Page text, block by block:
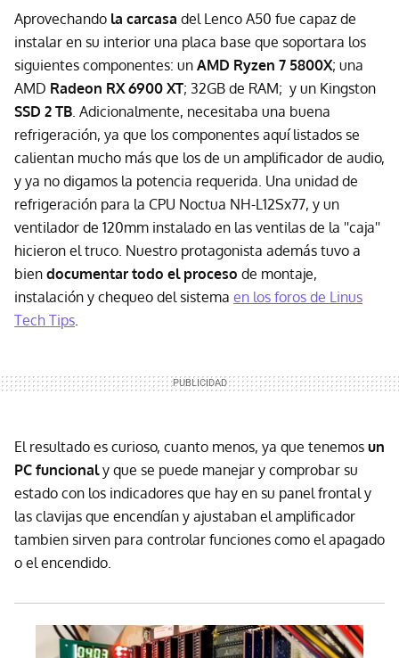
Aprovechando la carcasa del Lenco A50 fue capaz de
instalar en su interior una placa base que soportara los
siguientes componentes: un AMD Ryzen 7 5800X; una
AMD Radeon RX 6900 XT; 32GB de RAM; y un Kingston
SSD 2 TB . Adicionalmente, necesitaba una buena
refrigeración, ya que los componentes aquí listados se
calientan mucho más que los de un amplificador de audio,
y ya no digamos la potencia requerida. Una unidad de
refrigeración para la CPU Noctua NH-L12Sx77, y un
ventilador de 120mm instalado en las ventilas de la ''caja''
hicieron el truco. Nuestro protagonista además tuvo a
bien documentar todo el proceso de montaje,
instalación y chequeo del sistema en los foros de Linus
Tech Tips
El resultado es curioso, cuanto menos, ya que tenemos un
PC funcionaly que se puede manejar y comprobar su
estado con los indicadores que hay en su panel frontal y
las clavijas que encendían y ajustaban el amplificador
tambien sirven para controlar funciones como el apagado
o el encendido.